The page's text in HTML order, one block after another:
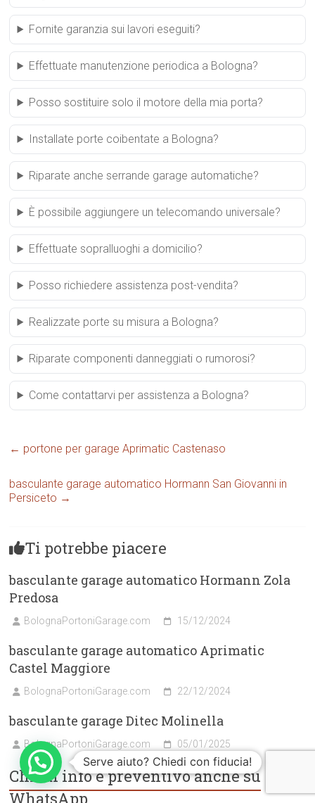
Fornite garanzia sui lavori eseguiti?
Effettuate manutenzione periodica a Bologna?
Posso sostituire solo il motore della mia porta?
Installate porte coibentate a Bologna?
Riparate anche serrande garage automatiche?
È possibile aggiungere un telecomando universale?
Effettuate sopralluoghi a domicilio?
Posso richiedere assistenza post-vendita?
Realizzate porte su misura a Bologna?
Riparate componenti danneggiati o rumorosi?
Come contattarvi per assistenza a Bologna?
← portone per garage Aprimatic Castenaso
basculante garage automatico Hormann San Giovanni in
Persiceto →
Ti potrebbe piacere
basculante garage automatico Hormann Zola
Predosa
BolognaPortoniGarage.com 15/12/2024
basculante garage automatico Aprimatic
Castel Maggiore
BolognaPortoniGarage.com 22/12/2024
basculante garage Ditec Molinella
BolognaPortoniGarage.com 05/01/2025
Chiedi info e preventivo anche su
WhatsApp
Serve aiuto? Chiedi con fiducia!